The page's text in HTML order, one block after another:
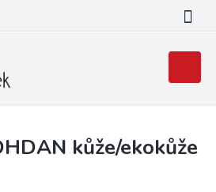
košík
kůže/ekokůže